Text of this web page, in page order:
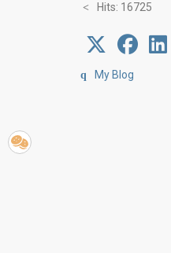
Hits: 16725
My Blog